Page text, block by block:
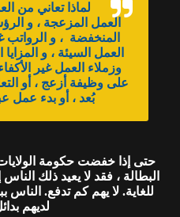
لماذا تعاني من
العمل المزعجة ، و
المنخفضة ، و
العمل السيئة ، و
وزملاء العمل غير
على وظيفة أزعج ، أو
بُعد ، أو بدء عمل
حتى إذا خفضت حكومة
البطالة ، فقد لا يعيد ذلك
للغاية. لا يهم كم تدفع. الناس
لديهم